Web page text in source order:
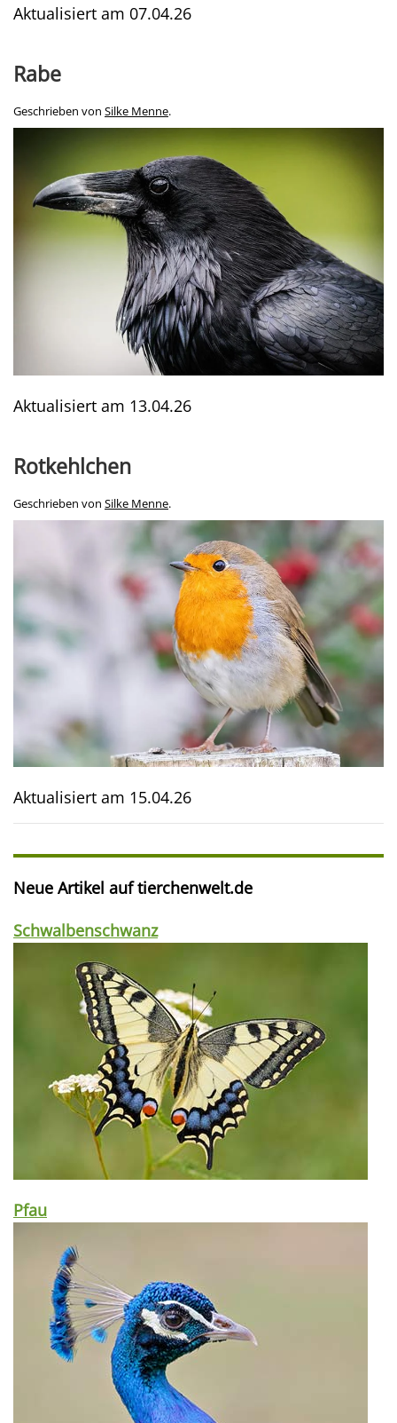
Aktualisiert am 07.04.26
Rabe
Geschrieben von Silke Menne.
Aktualisiert am 13.04.26
Rotkehlchen
Geschrieben von Silke Menne.
Aktualisiert am 15.04.26
Neue Artikel auf tierchenwelt.de
Schwalbenschwanz
Pfau